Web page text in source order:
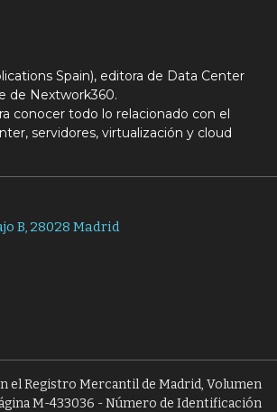
Spain), editora de Data Center
de Nextwork360.
conocer todo lo relacionado con el
servidores, virtualización y cloud
B, 28028 Madrid
el Registro Mercantil de Madrid, Volumen
M-433036 - Número de Identificación